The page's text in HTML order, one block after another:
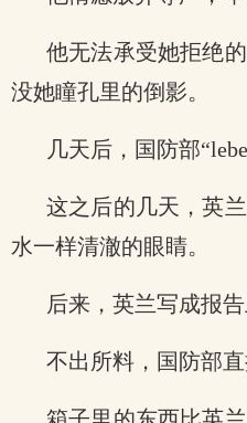
他无法承受她拒绝
没她瞳孔里的倒影。
几天后，国防部
这之后的几天，英
水一样清澈的眼睛。
后来，英兰写成报
不出所料，国防部